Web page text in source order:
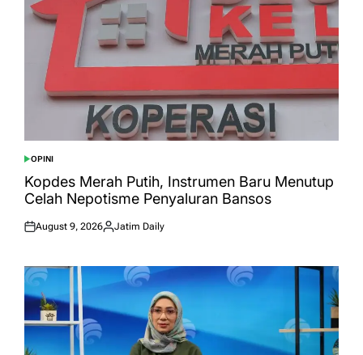
POSTED
IN
OPINI
Kopdes Merah Putih, Instrumen Baru Menutup
Celah Nepotisme Penyaluran Bansos
Posted
August 9, 2026
Posted
Jatim Daily